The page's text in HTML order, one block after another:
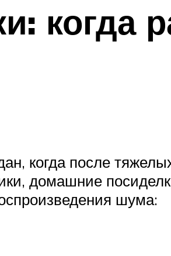
когда
когда после
домашние
шума: